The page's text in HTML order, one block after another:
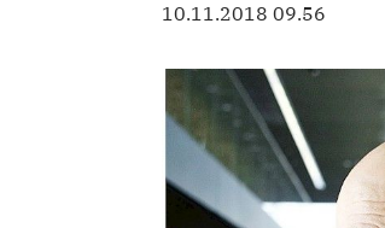
10.11.2018 09.56